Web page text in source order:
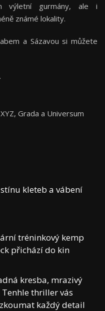
výletní gurmány, ale i
známé lokality.
a Sázavou si můžete
Grada a Universum
stínu kleteb a vábení
tréninkový kemp
přichází do kin
kresba, mrazivý
thriller vás
každý detail